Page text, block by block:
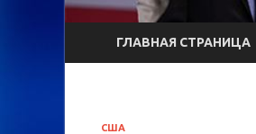
ГЛАВНАЯ СТРАНИЦА
США